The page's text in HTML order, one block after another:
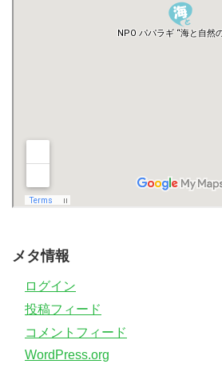
メタ情報
ログイン
投稿フィード
コメントフィード
WordPress.org